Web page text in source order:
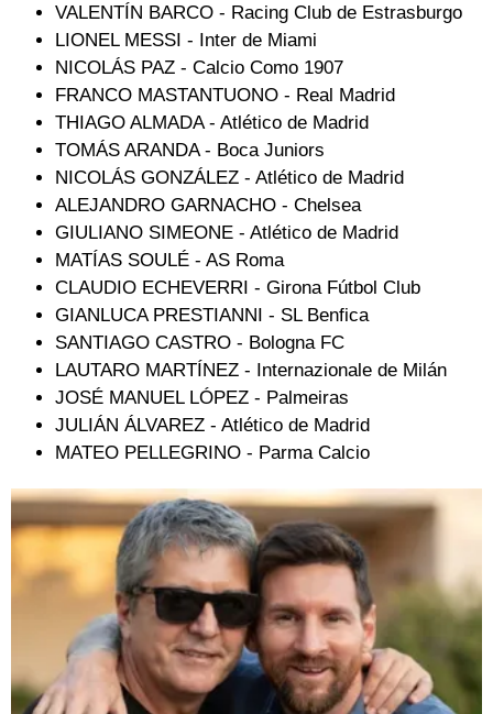
VALENTÍN BARCO - Racing Club de Estrasburgo
LIONEL MESSI - Inter de Miami
NICOLÁS PAZ - Calcio Como 1907
FRANCO MASTANTUONO - Real Madrid
THIAGO ALMADA - Atlético de Madrid
TOMÁS ARANDA - Boca Juniors
NICOLÁS GONZÁLEZ - Atlético de Madrid
ALEJANDRO GARNACHO - Chelsea
GIULIANO SIMEONE - Atlético de Madrid
MATÍAS SOULÉ - AS Roma
CLAUDIO ECHEVERRI - Girona Fútbol Club
GIANLUCA PRESTIANNI - SL Benfica
SANTIAGO CASTRO - Bologna FC
LAUTARO MARTÍNEZ - Internazionale de Milán
JOSÉ MANUEL LÓPEZ - Palmeiras
JULIÁN ÁLVAREZ - Atlético de Madrid
MATEO PELLEGRINO - Parma Calcio